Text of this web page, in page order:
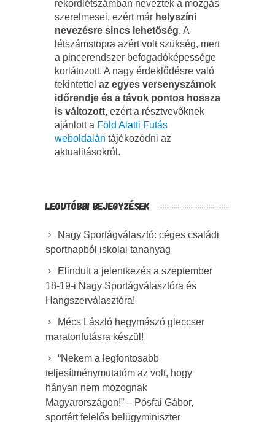
rekordlétszámban neveztek a mozgás
szerelmesei, ezért már helyszíni
nevezésre sincs lehetőség. A
létszámstopra azért volt szükség, mert
a pincerendszer befogadóképessége
korlátozott. A nagy érdeklődésre való
tekintettel az egyes versenyszámok
időrendje és a távok pontos hossza
is változott, ezért a résztvevőknek
ajánlott a Föld Alatti Futás
weboldalán tájékozódni az
aktualitásokról.
LEGUTÓBBI BEJEGYZÉSEK
Nagy Sportágválasztó: céges családi
sportnapból iskolai tananyag
Elindult a jelentkezés a szeptember
18-19-i Nagy Sportágválasztóra és
Hangszerválasztóra!
Mécs László hegymászó gleccser
maratonfutásra készül!
“Nekem a legfontosabb
teljesítménymutatóm az volt, hogy
hányan nem mozognak
Magyarországon!” – Pósfai Gábor,
sportért felelős belügyminiszter